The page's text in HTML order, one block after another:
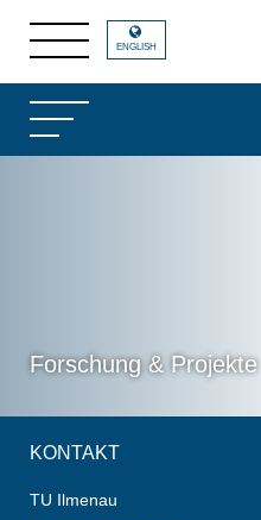
Forschung & Projekte
ENGLISH
KONTAKT
TU Ilmenau